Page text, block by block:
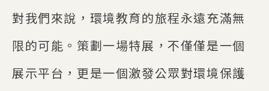
對我們來說，環境教育的旅程永遠充滿無
限的可能。策劃一場特展，不僅僅是一個
展示平台，更是一個激發公眾對環境保護